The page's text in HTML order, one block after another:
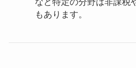
など特定の分野は非課税
もあります。